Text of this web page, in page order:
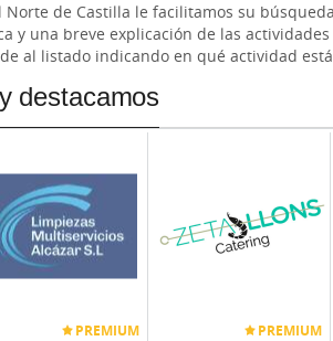
Norte de Castilla le facilitamos su
y una breve explicación de las
al listado indicando en qué actividad
destacamos
PREMIUM PREMIUM